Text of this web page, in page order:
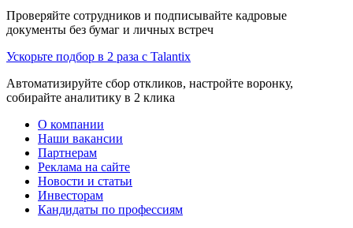
Проверяйте сотрудников и подписывайте кадровые
документы без бумаг и личных встреч
Ускорьте подбор в 2 раза с Talantix
Автоматизируйте сбор откликов, настройте воронку,
собирайте аналитику в 2 клика
О компании
Наши вакансии
Партнерам
Реклама на сайте
Новости и статьи
Инвесторам
Кандидаты по профессиям